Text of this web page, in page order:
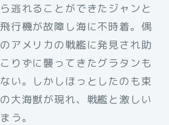
逃れることができたジャンと
行機が故障し海に不時着。偶
アメリカの戦艦に発見され助
りずに襲ってきたグラタンも
い。しかしほっとしたのも束
大海獣が現れ、戦艦と激しい
う。